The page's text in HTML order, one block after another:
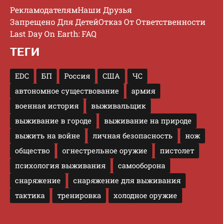
РекламодателямНаши Друзья
Запрещено Для ДетейОтказ От Ответственности
Last Day On Earth: FAQ
ТЕГИ
EDC БП Россия США
ЧС
автономное существование
армия
военная история
выживальщик
выживание в городе
выживание на природе
выжить на войне
личная безопасность
нож
общество
огнестрельное оружие
пистолет
психология выживания
самооборона
снаряжение
снаряжение для выживания
тактика
тренировка холодное оружие